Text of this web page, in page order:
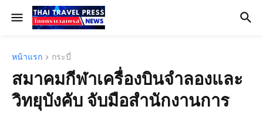
หน้าแรก กระบี่
สมาคมกีฬาเครื่องบินจำลองและ
วิทยุบังคับ จับมือสำนักงานการ